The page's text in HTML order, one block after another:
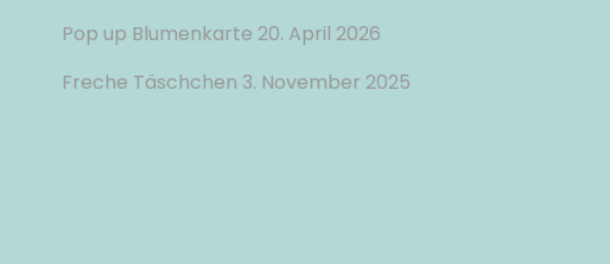
Pop up Blumenkarte 20. April 2026
Freche Täschchen 3. November 2025